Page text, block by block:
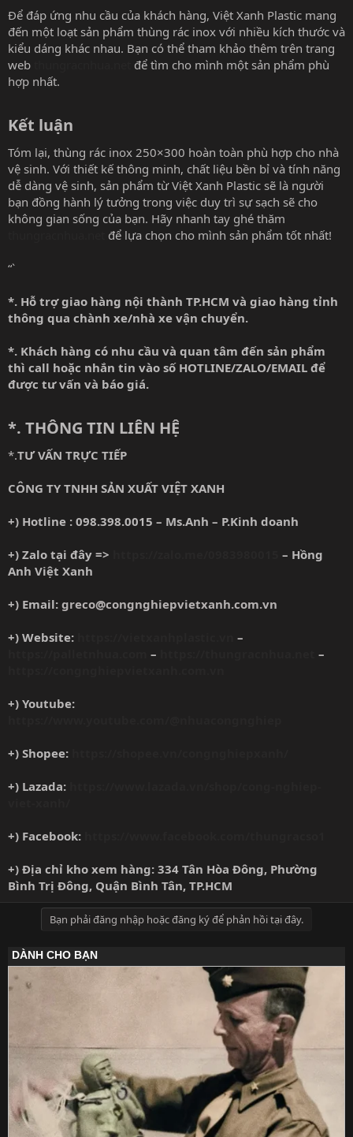
Để đáp ứng nhu cầu của khách hàng, Việt Xanh Plastic mang
đến một loạt sản phẩm thùng rác inox với nhiều kích thước và
kiểu dáng khác nhau. Bạn có thể tham khảo thêm trên trang
web
để tìm cho mình một sản phẩm phù
hợp nhất.
Kết luận​
Tóm lại, thùng rác inox 250×300 hoàn toàn phù hợp cho nhà
vệ sinh. Với thiết kế thông minh, chất liệu bền bỉ và tính năng
dễ dàng vệ sinh, sản phẩm từ Việt Xanh Plastic sẽ là người
bạn đồng hành lý tưởng trong việc duy trì sự sạch sẽ cho
không gian sống của bạn. Hãy nhanh tay ghé thăm
để lựa chọn cho mình sản phẩm tốt nhất!
“`
*. Hỗ trợ giao hàng nội thành TP.HCM và giao hàng tỉnh
thông qua chành xe/nhà xe vận chuyển.
*. Khách hàng có nhu cầu và quan tâm đến sản phẩm
thì call hoặc nhắn tin vào số HOTLINE/ZALO/EMAIL để
được tư vấn và báo giá.
*. THÔNG TIN LIÊN HỆ
*.TƯ VẤN TRỰC TIẾP
CÔNG TY TNHH SẢN XUẤT VIỆT XANH
+) Hotline : 098.398.0015 – Ms.Anh – P.Kinh doanh
+) Zalo tại đây =>
– Hồng
Anh Việt Xanh
+) Email: greco@congnghiepvietxanh.com.vn
+) Website:
–
–
–
+) Youtube:
+) Shopee:
+) Lazada:
+) Facebook:
+) Địa chỉ kho xem hàng: 334 Tân Hòa Đông, Phường
Bình Trị Đông, Quận Bình Tân, TP.HCM
Bạn phải đăng nhập hoặc đăng ký để phản hồi tại đây.